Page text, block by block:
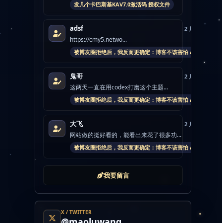
发几个卡巴斯基KAV7.0激活码 授权文件
adsf 2 月前
https://cmy5.netwo...
被博友圈拒绝后，我反而更确定：博客不该害怕 AI
鬼哥 2 月前
这两天一直在用codex打磨这个主题...
被博友圈拒绝后，我反而更确定：博客不该害怕 AI
大飞 2 月前
网站做的挺好看的，能看出来花了很多功...
被博友圈拒绝后，我反而更确定：博客不该害怕 AI
我要留言
X / TWITTER